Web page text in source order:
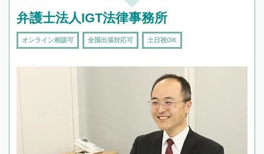
弁護士法人IGT法律事務所
オンライン相談可 全国出張対応可 土日祝OK